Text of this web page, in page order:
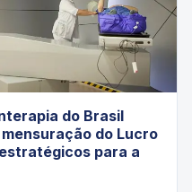
do Brasil
do Lucro
para a